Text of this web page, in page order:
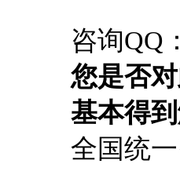
咨询QQ
您是否
基本得
全国统